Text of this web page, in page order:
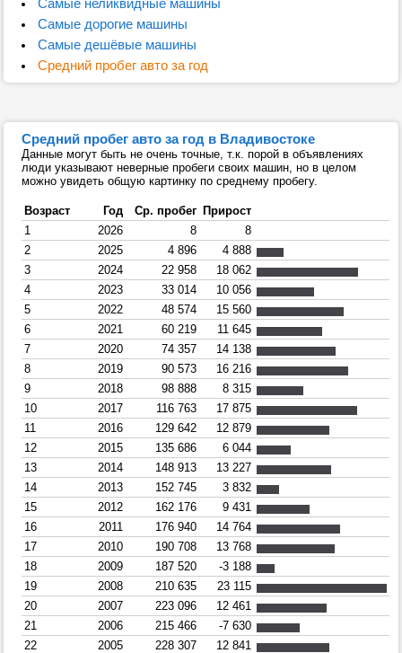
Самые неликвидные машины
Самые дорогие машины
Самые дешёвые машины
Средний пробег авто за год
Средний пробег авто за год в Владивостоке
Данные могут быть не очень точные, т.к. порой в объявлениях
люди указывают неверные пробеги своих машин, но в целом
можно увидеть общую картинку по среднему пробегу.
Возраст Год Ср. пробег Прирост
1
2026 8
8
2
2025 4 896
4 888
3
2024 22 958
18 062
4
2023 33 014
10 056
5
2022 48 574
15 560
6
2021 60 219
11 645
7
2020 74 357
14 138
8
2019 90 573
16 216
9
2018 98 888
8 315
10
2017 116 763
17 875
11
2016 129 642
12 879
12
2015 135 686
6 044
13
2014 148 913
13 227
14
2013 152 745
3 832
15
2012 162 176
9 431
16
2011 176 940
14 764
17
2010 190 708
13 768
18
2009 187 520
-3 188
19
2008 210 635
23 115
20
2007 223 096
12 461
21
2006 215 466
-7 630
22
2005 228 307
12 841